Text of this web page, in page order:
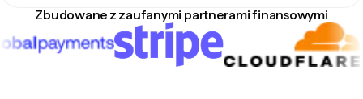
Zbudowane z zaufanymi partnerami finansowymi